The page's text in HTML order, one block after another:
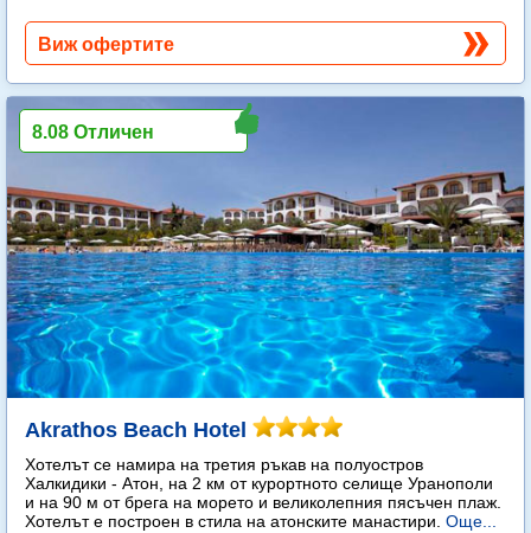
Виж офертите
Akrathos Beach Hotel
Хотелът се намира на третия ръкав на полуостров
Халкидики - Атон, на 2 км от курортното селище Уранополи
и на 90 м от брега на морето и великолепния пясъчен плаж.
Хотелът е построен в стила на атонските манастири. Още...
8.08 Отличен